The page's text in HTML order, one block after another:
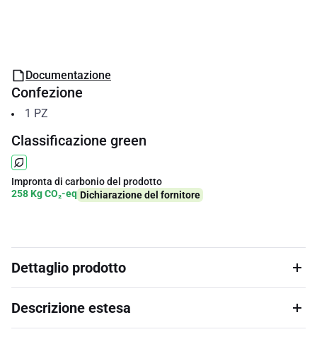
Documentazione
Confezione
1 PZ
Classificazione green
Impronta di carbonio del prodotto
258 Kg CO₂-eq Dichiarazione del fornitore
Dettaglio prodotto
Descrizione estesa